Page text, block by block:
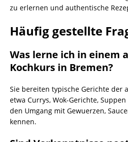
zu erlernen und authentische
Häufig gestellte
Was lerne ich in einem
Kochkurs in Bremen?
Sie bereiten typische Gerichte der
etwa Currys, Wok-Gerichte,
den Umgang mit Gewuerzen,
kennen.